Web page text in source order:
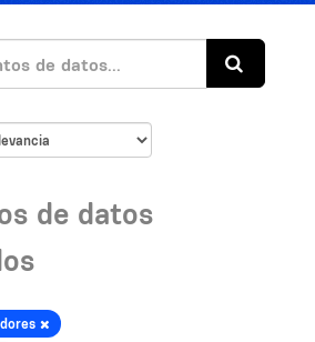
de datos